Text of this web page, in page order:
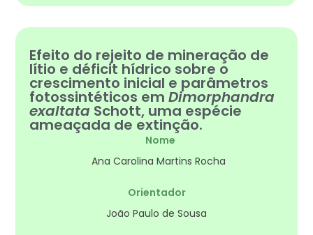
Efeito do rejeito de mineração de
lítio e déficit hídrico sobre o
crescimento inicial e parâmetros
fotossintéticos emDimorphandra
exaltata Schott, uma espécie
ameaçada de extinção.
Nome
Ana Carolina Martins Rocha
Orientador
João Paulo de Sousa